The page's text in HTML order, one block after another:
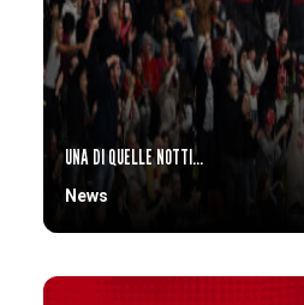
UNA DI QUELLE NOTTI…
News